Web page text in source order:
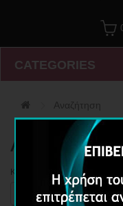
CATEGORIES
Αναζήτηση
Αναζήτηση
Κριτήρια Αναζήτησης